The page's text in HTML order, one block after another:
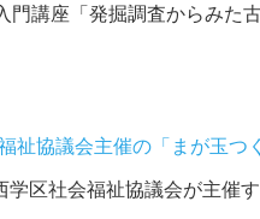
門講座「発掘調査からみ
祉協議会主催の「まが玉つ
学区社会福祉協議会が主